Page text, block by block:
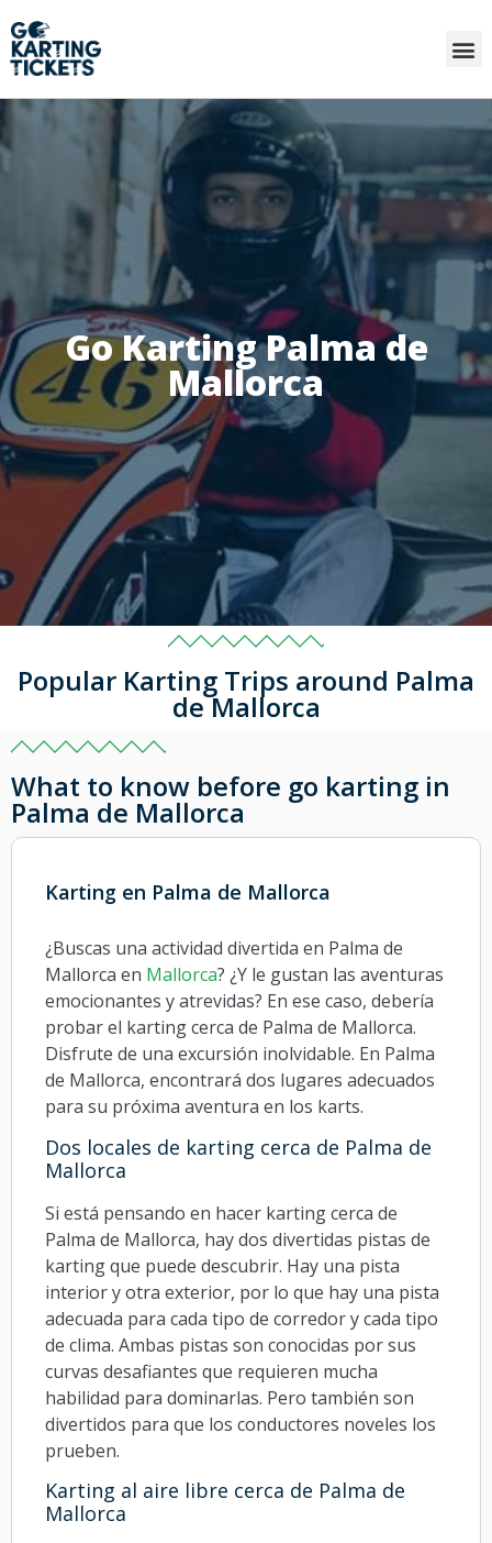
Go Karting Palma de
Mallorca
Popular Karting Trips around Palma
de Mallorca
What to know before go karting in
Palma de Mallorca
Karting en Palma de Mallorca
¿Buscas una actividad divertida en Palma de
Mallorca en Mallorca? ¿Y le gustan las aventuras
emocionantes y atrevidas? En ese caso, debería
probar el karting cerca de Palma de Mallorca.
Disfrute de una excursión inolvidable. En Palma
de Mallorca, encontrará dos lugares adecuados
para su próxima aventura en los karts.
Dos locales de karting cerca de Palma de
Mallorca
Si está pensando en hacer karting cerca de
Palma de Mallorca, hay dos divertidas pistas de
karting que puede descubrir. Hay una pista
interior y otra exterior, por lo que hay una pista
adecuada para cada tipo de corredor y cada tipo
de clima. Ambas pistas son conocidas por sus
curvas desafiantes que requieren mucha
habilidad para dominarlas. Pero también son
divertidos para que los conductores noveles los
prueben.
Karting al aire libre cerca de Palma de
Mallorca